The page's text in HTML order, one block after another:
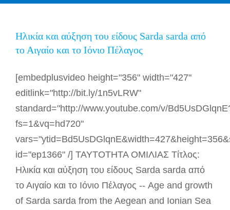
Ηλικία και αύξηση του είδους Sarda sarda από
το Αιγαίο και το Ιόνιο Πέλαγος
[embedplusvideo height="356" width="427"
editlink="http://bit.ly/1n5vLRW"
standard="http://www.youtube.com/v/
fs=1&vq=hd720"
id="ep1366" /] ΤΑΥΤΟΤΗΤΑ ΟΜΙΛΙΑΣ Τίτλος:
Ηλικία και αύξηση του είδους Sarda sarda από
το Αιγαίο και το Ιόνιο Πέλαγος -- Age and growth
of Sarda sarda from the Aegean and Ionian Sea